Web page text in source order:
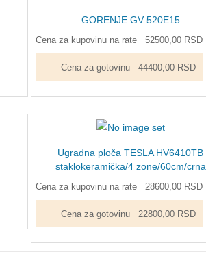
GORENJE GV 520E15
Cena za kupovinu na rate 52500,00 RSD
Cena za gotovinu 44400,00 RSD
Ugradna ploča TESLA HV6410TB
staklokeramička/4 zone/60cm/crna
Cena za kupovinu na rate 28600,00 RSD
Cena za gotovinu 22800,00 RSD